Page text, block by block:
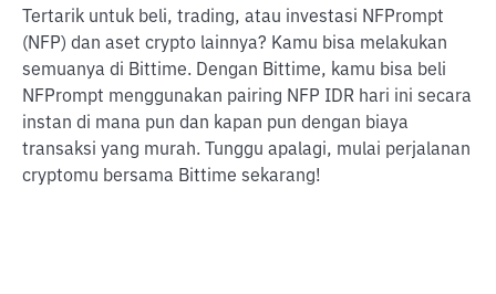
Tertarik untuk beli, trading, atau investasi NFPrompt
(NFP) dan aset crypto lainnya? Kamu bisa melakukan
semuanya di Bittime. Dengan Bittime, kamu bisa beli
NFPrompt menggunakan pairing NFP IDR hari ini secara
instan di mana pun dan kapan pun dengan biaya
transaksi yang murah. Tunggu apalagi, mulai perjalanan
cryptomu bersama Bittime sekarang!